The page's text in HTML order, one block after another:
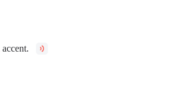
accent.